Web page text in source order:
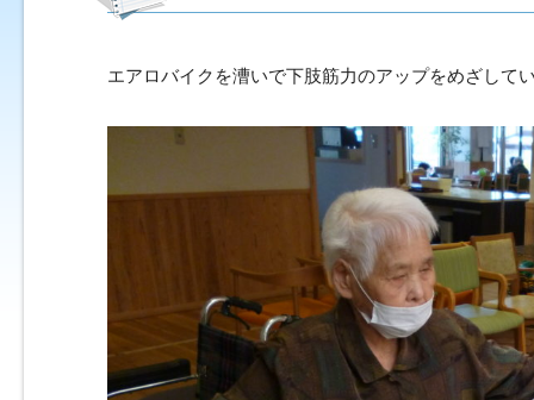
エアロバイクを漕いで下肢筋力のアップをめざして